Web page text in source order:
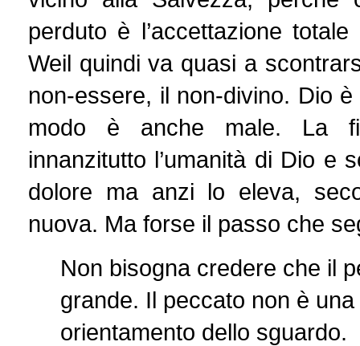
perduto è l’accettazione
Weil quindi va quasi a
non-essere, il non-divino. Dio
modo è anche male. La
innanzitutto l’umanità di Dio e
dolore ma anzi lo eleva,
nuova. Ma forse il passo che
Non bisogna credere che il
grande. Il peccato non è
orientamento dello sguardo.